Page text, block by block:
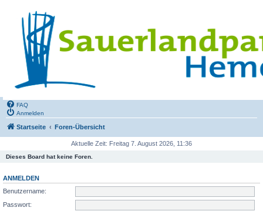
FAQ
Anmelden
Startseite Foren-Übersicht
Aktuelle Zeit: Freitag 7. August 2026, 11:36
Dieses Board hat keine Foren.
ANMELDEN
Benutzername:
Passwort: